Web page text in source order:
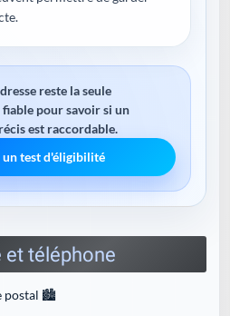
reste la seule
pour savoir si un
est raccordable.
un test d'éligibilité
et téléphone
postal 🏙️